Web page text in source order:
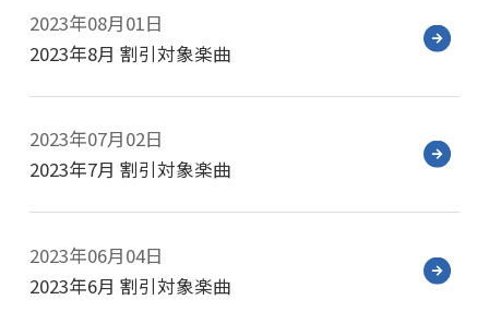
2023年08月01日
2023年8月 割引対象楽曲
2023年07月02日
2023年7月 割引対象楽曲
2023年06月04日
2023年6月 割引対象楽曲